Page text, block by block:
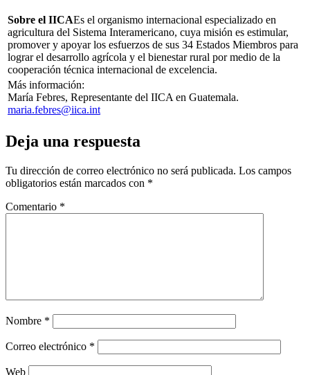
Sobre el IICAEs el organismo internacional especializado en
agricultura del Sistema Interamericano, cuya misión es estimular,
promover y apoyar los esfuerzos de sus 34 Estados Miembros para
lograr el desarrollo agrícola y el bienestar rural por medio de la
cooperación técnica internacional de excelencia.
Más información:
María Febres, Representante del IICA en Guatemala.
maria.febres@iica.int
Deja una respuesta
Tu dirección de correo electrónico no será publicada. Los campos
obligatorios están marcados con *
Comentario *
Nombre *
Correo electrónico *
Web